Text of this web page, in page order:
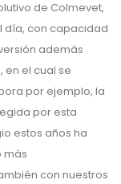
de Colmevet,
día, con capacidad
además
en el cual se
por ejemplo, la
por esta
estos años ha
más
con nuestros